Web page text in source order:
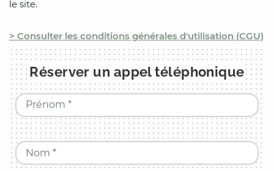
le site.
> Consulter les conditions générales d'utilisation (CGU)
Réserver un appel téléphonique
Prénom *
Nom *